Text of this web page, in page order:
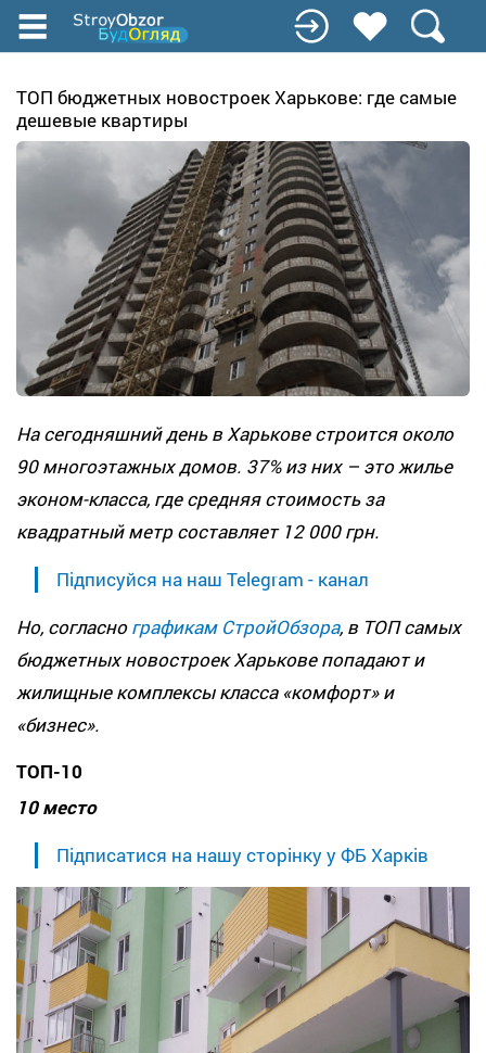
Перейти
до
вмісту
ТОП бюджетных новостроек Харькове: где самые
дешевые квартиры
На сегодняшний день в Харькове строится около
90 многоэтажных домов. 37% из них – это жилье
эконом-класса, где средняя стоимость за
квадратный метр составляет 12 000 грн.
Підписуйся на наш Telegram - канал
Но, согласнографикам СтройОбзора, в ТОП самых
бюджетных новостроек Харькове попадают и
жилищные комплексы класса «комфорт» и
«бизнес».
ТОП-10
10 место
Підписатися на нашу сторінку у ФБ Харків